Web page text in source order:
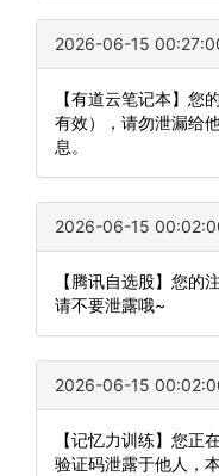
2026-06-15
【有道云笔记本】
有效），请勿泄漏给
息。
2026-06-15
【腾讯自选股】您的
请不要泄露哦~
2026-06-15
【记忆力训练】您
验证码泄露于他人，